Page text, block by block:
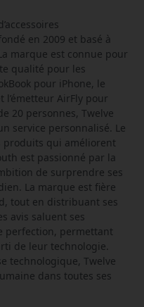
en 2009 et basé à
marque est connue pour
qualité pour les
pour iPhone, le
l’émetteur AirFly pour
20 personnes, Twelve
service personnalisé. Le
produits qui améliorent
est passionné par la
de surprendre ses
La marque est fière
tout en distribuant ses
avis saluent ses
perfection, permettant
de leur technologie.
technologique, Twelve
dans toutes ses